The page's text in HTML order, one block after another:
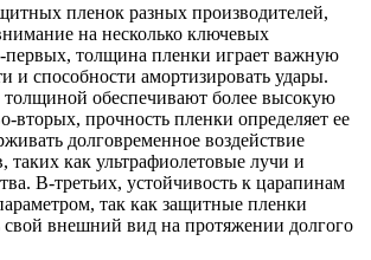
пленок разных производителей,
на несколько ключевых
первых, толщина пленки играет важную
и способности амортизировать удары.
обеспечивают более высокую
вторых, прочность пленки определяет ее
долговременное воздействие
таких как ультрафиолетовые лучи и
В-третьих, устойчивость к царапинам
так как защитные пленки
свой внешний вид на протяжении долгого